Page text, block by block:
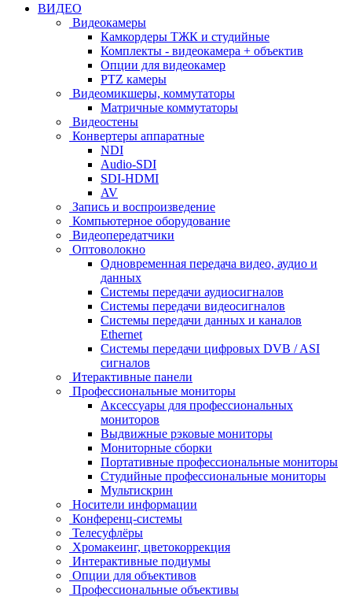
ВИДЕО
Видеокамеры
Камкордеры ТЖК и студийные
Комплекты - видеокамера + объектив
Опции для видеокамер
PTZ камеры
Видеомикшеры, коммутаторы
Матричные коммутаторы
Видеостены
Конвертеры аппаратные
NDI
Audio-SDI
SDI-HDMI
AV
Запись и воспроизведение
Компьютерное оборудование
Видеопередатчики
Оптоволокно
Одновременная передача видео, аудио и
данных
Системы передачи аудиосигналов
Системы передачи видеосигналов
Системы передачи данных и каналов
Ethernet
Системы передачи цифровых DVB / ASI
сигналов
Итерактивные панели
Профессиональные мониторы
Аксессуары для профессиональных
мониторов
Выдвижные рэковые мониторы
Мониторные сборки
Портативные профессиональные мониторы
Студийные профессиональные мониторы
Мультискрин
Носители информации
Конференц-системы
Телесуфлёры
Хромакеинг, цветокоррекция
Интерактивные подиумы
Опции для объективов
Профессиональные объективы